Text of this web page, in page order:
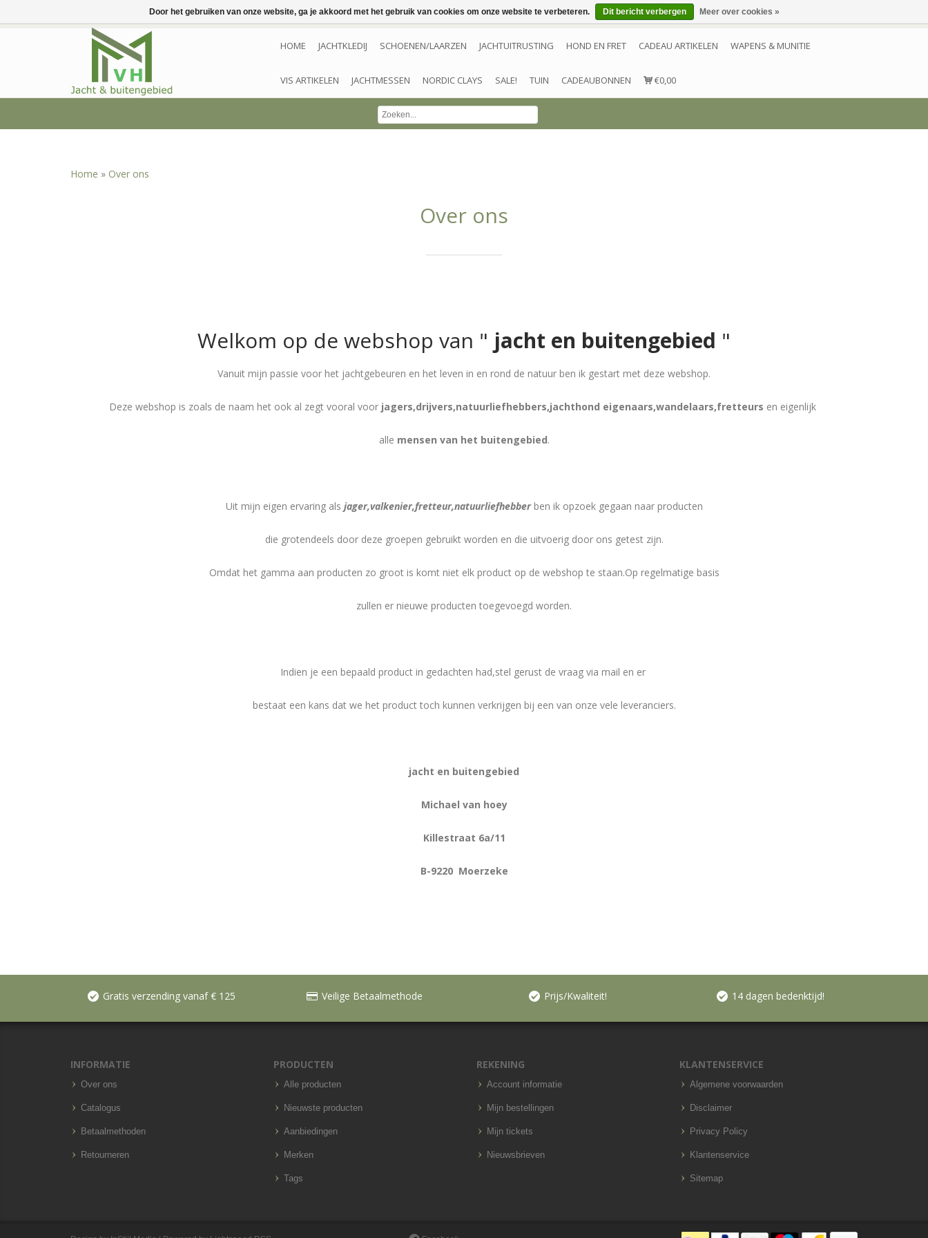
Inloggen Account aanmaken
HOME JACHTKLEDIJ SCHOENEN/LAARZEN JACHTUITRUSTING HOND EN FRET CADEAU ARTIKELEN WAPENS & MUNITIE
VIS ARTIKELEN JACHTMESSEN NORDIC CLAYS SALE! TUIN CADEAUBONNEN €0,00
Home » Over ons
Over ons
Welkom op de webshop van " jacht en buitengebied "
Vanuit mijn passie voor het jachtgebeuren en het leven in en rond de natuur ben ik gestart met deze webshop.
Deze webshop is zoals de naam het ook al zegt vooral voor jagers,drijvers,natuurliefhebbers,jachthond eigenaars,wandelaars,fretteurs en eigenlijk
alle mensen van het buitengebied.
Uit mijn eigen ervaring als jager,valkenier,fretteur,natuurliefhebberben ik opzoek gegaan naar producten
die grotendeels door deze groepen gebruikt worden en die uitvoerig door ons getest zijn.
Omdat het gamma aan producten zo groot is komt niet elk product op de webshop te staan.Op regelmatige basis
zullen er nieuwe producten toegevoegd worden.
Indien je een bepaald product in gedachten had,stel gerust de vraag via mail en er
bestaat een kans dat we het product toch kunnen verkrijgen bij een van onze vele leveranciers.
jacht en buitengebied
Michael van hoey
Killestraat 6a/11
B-9220 Moerzeke
Gratis verzending vanaf € 125 Veilige Betaalmethode Prijs/Kwaliteit! 14 dagen bedenktijd!
INFORMATIE
Over ons
Catalogus
Betaalmethoden
Retourneren
PRODUCTEN
Alle producten
Nieuwste producten
Aanbiedingen
Merken
Tags
REKENING
Account informatie
Mijn bestellingen
Mijn tickets
Nieuwsbrieven
KLANTENSERVICE
Algemene voorwaarden
Disclaimer
Privacy Policy
Klantenservice
Sitemap
Door het gebruiken van onze website, ga je akkoord met het gebruik van cookies om onze website te verbeteren. Dit bericht verbergen Meer over cookies »